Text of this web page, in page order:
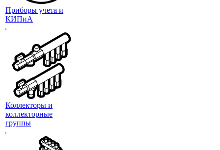
Приборы учета и
КИПиА
Коллекторы и
коллекторные
группы